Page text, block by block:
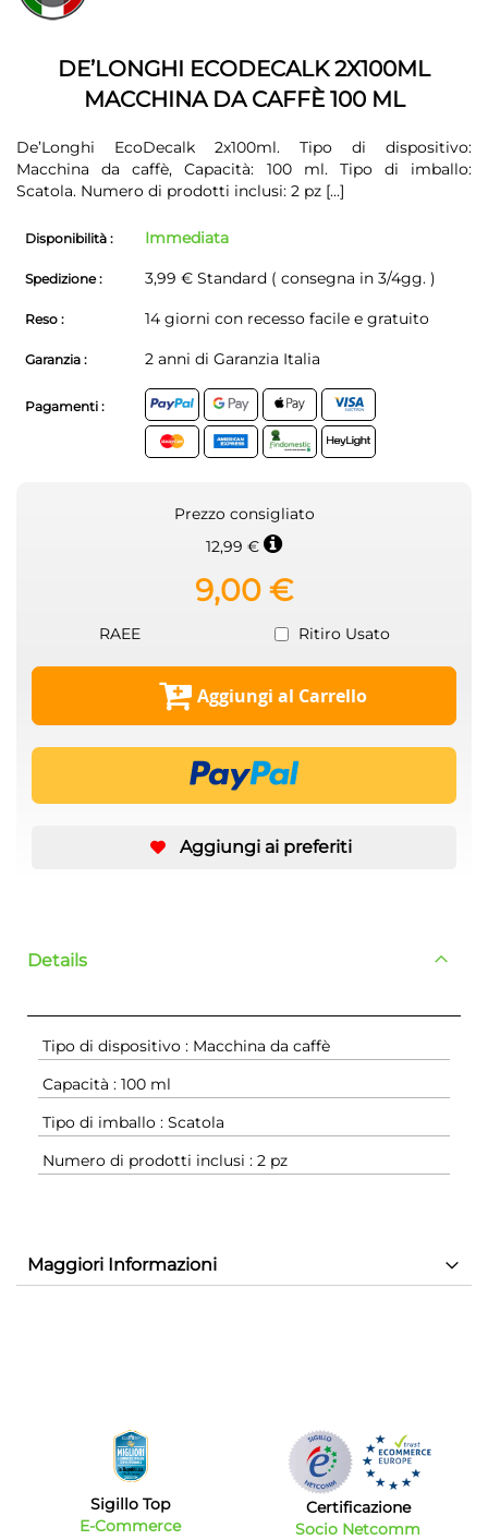
della
galleria
immaginiDE’LONGHI ECODECALK 2X100ML
MACCHINA DA CAFFÈ 100 ML
De’Longhi EcoDecalk 2x100ml. Tipo di dispositivo:
Macchina da caffè, Capacità: 100 ml. Tipo di imballo:
Scatola. Numero di prodotti inclusi: 2 pz [...]
Disponibilità : Immediata
Spedizione : 3,99 € Standard ( consegna in 3/4gg. )
Reso : 14 giorni con recesso facile e gratuito
Garanzia : 2 anni di Garanzia Italia
Pagamenti :
Prezzo consigliato
12,99 €
9,00 €
RAEE Ritiro Usato
Aggiungi al Carrello
Aggiungi ai preferiti
Details
Tipo di dispositivo : Macchina da caffè
Capacità : 100 ml
Tipo di imballo : Scatola
Numero di prodotti inclusi : 2 pz
Maggiori Informazioni
Sigillo Top
E-Commerce
Certificazione
Socio Netcomm